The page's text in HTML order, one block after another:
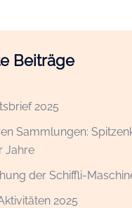
Beiträge
2025
Sammlungen:
Jahre
der Schiffli-
2025